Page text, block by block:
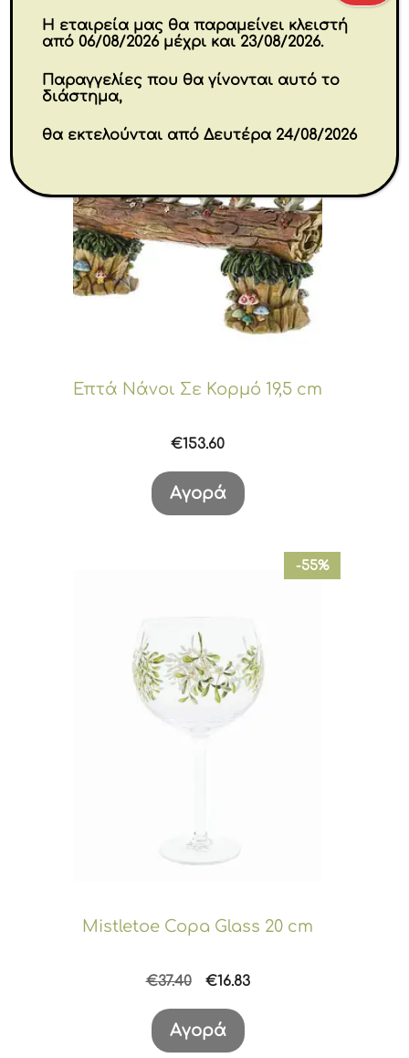
Επτά Νάνοι Σε Κορμό 19,5 cm
€153.60
Αγορά
-55%
Mistletoe Copa Glass 20 cm
€37.40
Original
was:
€37.40.
€16.83Η
Αγορά
Η εταιρεία μας θα παραμείνει κλειστή
από 06/08/2026 μέχρι και 23/08/2026.
Παραγγελίες που θα γίνονται αυτό το
διάστημα,
θα εκτελούνται από Δευτέρα 24/08/2026